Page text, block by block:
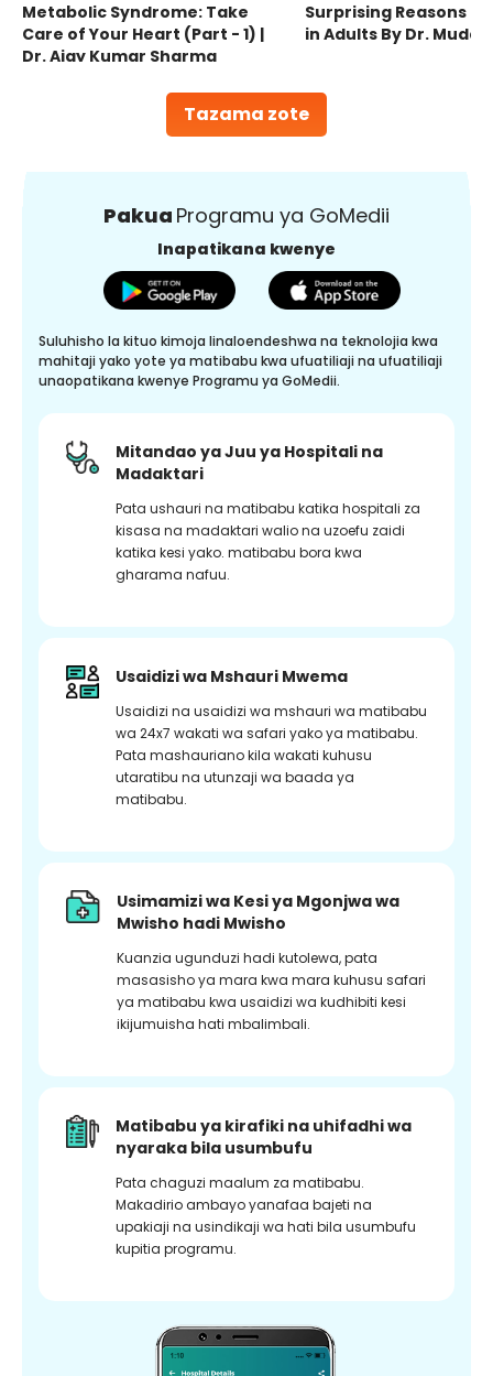
Tazama zote
Metabolic Syndrome: Take
Care of Your Heart (Part - 1) |
Dr. Ajay Kumar Sharma
Surprising Reasons
in Adults By Dr.
Pakua Programu ya GoMedii
Inapatikana kwenye
Suluhisho la kituo kimoja linaloendeshwa na teknolojia kwa
mahitaji yako yote ya matibabu kwa ufuatiliaji na ufuatiliaji
unaopatikana kwenye Programu ya GoMedii.
Mitandao ya Juu ya Hospitali na
Madaktari
Pata ushauri na matibabu katika hospitali za
kisasa na madaktari walio na uzoefu zaidi
katika kesi yako. matibabu bora kwa
gharama nafuu.
Usaidizi wa Mshauri Mwema
Usaidizi na usaidizi wa mshauri wa matibabu
wa 24x7 wakati wa safari yako ya matibabu.
Pata mashauriano kila wakati kuhusu
utaratibu na utunzaji wa baada ya
matibabu.
Usimamizi wa Kesi ya Mgonjwa wa
Mwisho hadi Mwisho
Kuanzia ugunduzi hadi kutolewa, pata
masasisho ya mara kwa mara kuhusu safari
ya matibabu kwa usaidizi wa kudhibiti kesi
ikijumuisha hati mbalimbali.
Matibabu ya kirafiki na uhifadhi wa
nyaraka bila usumbufu
Pata chaguzi maalum za matibabu.
Makadirio ambayo yanafaa bajeti na
upakiaji na usindikaji wa hati bila usumbufu
kupitia programu.